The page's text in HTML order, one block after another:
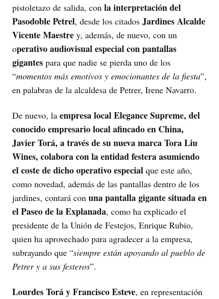
pistoletazo de salida, con la interpretación del
Pasodoble Petrel, desde los citados Jardines Alcalde
Vicente Maestre y, además, de nuevo, con un
operativo audiovisual especial con pantallas
gigantes para que nadie se pierda uno de los
“momentos más emotivos y emocionantes de la fiesta”,
en palabras de la alcaldesa de Petrer, Irene Navarro.
De nuevo, la empresa local Elegance Supreme, del
conocido empresario local afincado en China,
Javier Torá, a través de su nueva marca Tora Liu
Wines, colabora con la entidad festera asumiendo
el coste de dicho operativo especial que este año,
como novedad, además de las pantallas dentro de los
jardines, contará con una pantalla gigante situada en
el Paseo de la Explanada, como ha explicado el
presidente de la Unión de Festejos, Enrique Rubio,
quien ha aprovechado para agradecer a la empresa,
subrayando que “siempre están apoyando al pueblo de
Petrer y a sus festeros”.
Lourdes Torá y Francisco Esteve, en representación